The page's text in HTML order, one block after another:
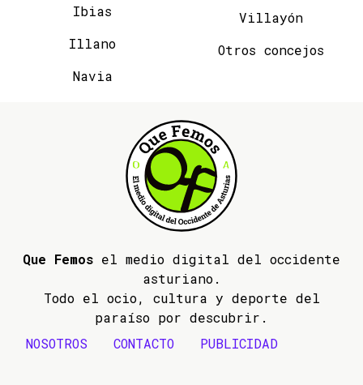
Ibias
Illano
Navia
Villayón
Otros concejos
Que Femos el medio digital del occidente
asturiano.
Todo el ocio, cultura y deporte del
paraíso por descubrir.
NOSOTROS
CONTACTO PUBLICIDAD